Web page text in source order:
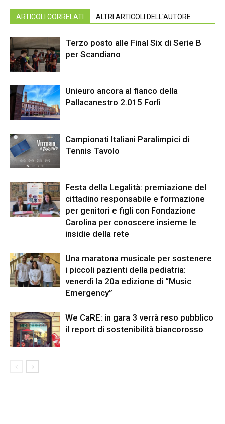
ARTICOLI CORRELATI ALTRI ARTICOLI DELL'AUTORE
Terzo posto alle Final Six di Serie B
per Scandiano
Unieuro ancora al fianco della
Pallacanestro 2.015 Forlì
Campionati Italiani Paralimpici di
Tennis Tavolo
Festa della Legalità: premiazione del
cittadino responsabile e formazione
per genitori e figli con Fondazione
Carolina per conoscere insieme le
insidie della rete
Una maratona musicale per sostenere
i piccoli pazienti della pediatria:
venerdì la 20a edizione di “Music
Emergency”
We CaRE: in gara 3 verrà reso pubblico
il report di sostenibilità biancorosso